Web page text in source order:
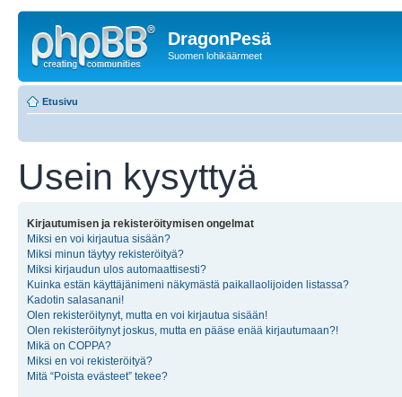
DragonPesä
Suomen lohikäärmeet
Etusivu
Usein kysyttyä
Kirjautumisen ja rekisteröitymisen ongelmat
Miksi en voi kirjautua sisään?
Miksi minun täytyy rekisteröityä?
Miksi kirjaudun ulos automaattisesti?
Kuinka estän käyttäjänimeni näkymästä paikallaolijoiden listassa?
Kadotin salasanani!
Olen rekisteröitynyt, mutta en voi kirjautua sisään!
Olen rekisteröitynyt joskus, mutta en pääse enää kirjautumaan?!
Mikä on COPPA?
Miksi en voi rekisteröityä?
Mitä “Poista evästeet” tekee?